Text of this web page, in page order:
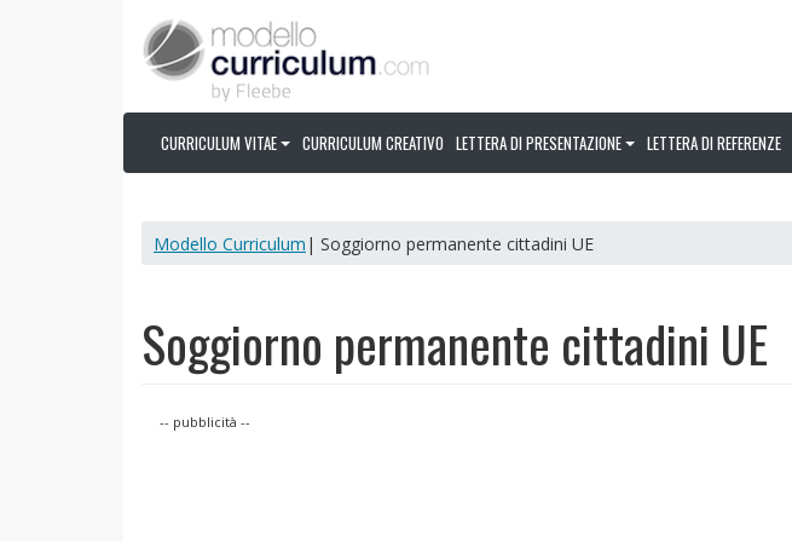
CURRICULUM VITAE CURRICULUM CREATIVO LETTERA DI PRESENTAZIONE LETTERA DI REFERENZE
Modello Curriculum | Soggiorno permanente cittadini UE
Soggiorno permanente cittadini UE
-- pubblicità --